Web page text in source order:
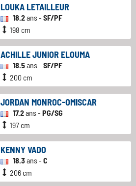
LOUKA LETAILLEUR
18.2ans - SF/PF
198 cm
ACHILLE JUNIOR ELOUMA
18.5ans - SF/PF
200 cm
JORDAN MONROC-OMISCAR
17.2ans - PG/SG
197 cm
KENNY VADO
18.3ans - C
206 cm